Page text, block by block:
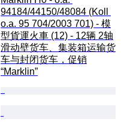
94184/44150/48084 (Koll
o.a. 95 704/2003 701) - 模
型貨運火車 (12) - 12辆 2轴
滑动壁货车、集装箱运输货
车与封闭货车，促销
“Marklin”